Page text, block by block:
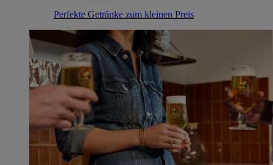
Perfekte Getränke zum kleinen Preis